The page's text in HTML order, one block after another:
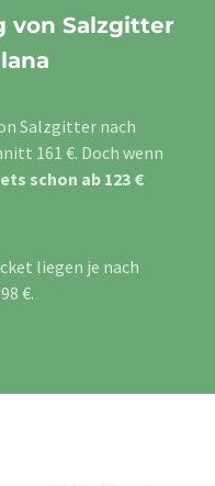
von Salzgitter
Salzgitter nach
161 €. Doch wenn
schon ab 123 €
liegen je nach
€.